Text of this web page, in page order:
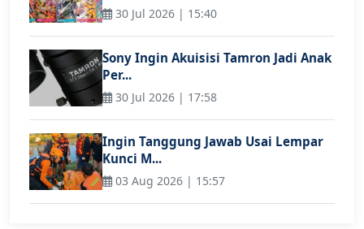
30 Jul 2026 | 15:40
Sony Ingin Akuisisi Tamron Jadi Anak
Per...
30 Jul 2026 | 17:58
Ingin Tanggung Jawab Usai Lempar
Kunci M...
03 Aug 2026 | 15:57